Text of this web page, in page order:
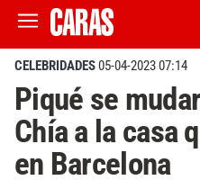
CELEBRIDADES05-04-2023 07:14
Piqué se
Chía a la casa
en Barcelona